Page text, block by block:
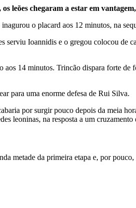
leões chegaram a estar em
o placard aos 12 minutos, na
Ioannidis e o gregou colocou de
14 minutos. Trincão dispara forte
para uma enorme defesa de Rui Silva.
por surgir pouco depois da meia
leoninas, na resposta a um cruzamento
metade da primeira etapa e, por